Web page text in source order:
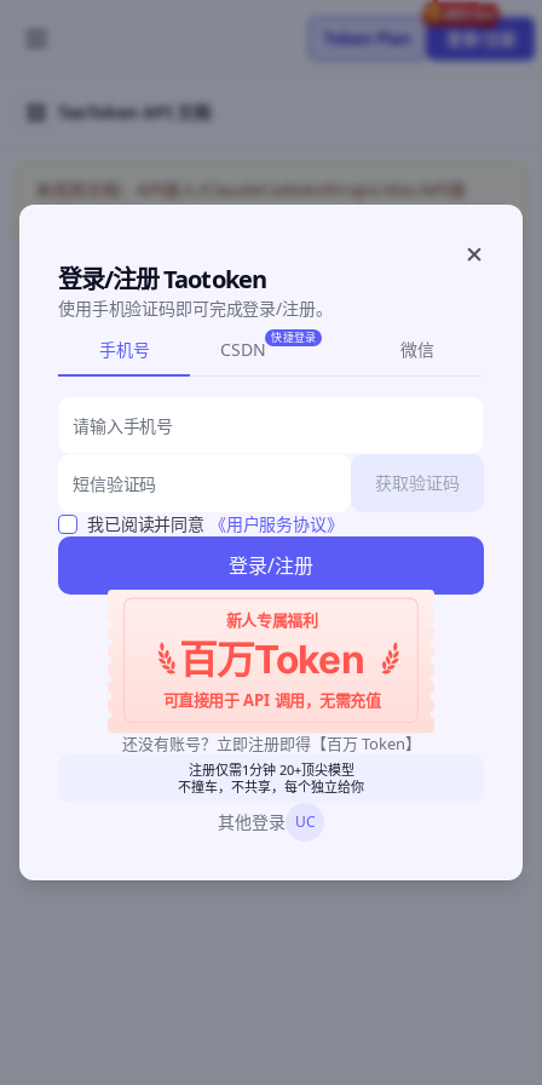
Token Plan 登录/注册
TaoToken API 文档
未找到文档：API接入/ClaudeCodeAnthropic/doc/API接
©2026 深圳灵明智码科技有限公司粤ICP备2026096960号-3
登录/注册 Taotoken
使用手机验证码即可完成登录/注册。
手机号
CSDN
快捷登录
微信
获取验证码
我已阅读并同意
《用户服务协议》
登录/注册
新人专属福利
百万Token
可直接用于 API 调用，无需充值
还没有账号？立即注册即得【百万 Token】
注册仅需1分钟 20+顶尖模型
不撞车，不共享，每个独立给你
其他登录 UC